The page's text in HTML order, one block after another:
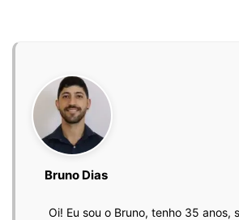
Bruno Dias
Oi! Eu sou o Bruno, tenho 35 anos,